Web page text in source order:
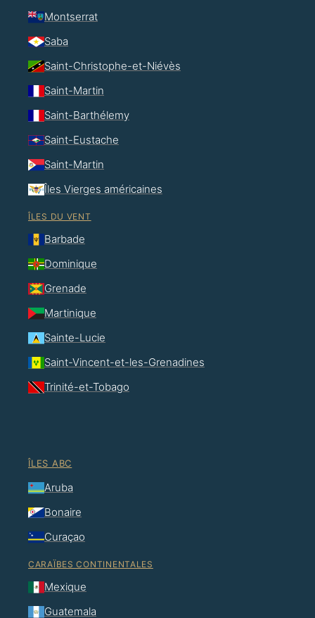
Montserrat
Saba
Saint-Christophe-et-Niévès
Saint-Martin
Saint-Barthélemy
Saint-Eustache
Saint-Martin
Îles Vierges américaines
ÎLES DU VENT
Barbade
Dominique
Grenade
Martinique
Sainte-Lucie
Saint-Vincent-et-les-Grenadines
Trinité-et-Tobago
ÎLES ABC
Aruba
Bonaire
Curaçao
CARAÏBES CONTINENTALES
Mexique
Guatemala